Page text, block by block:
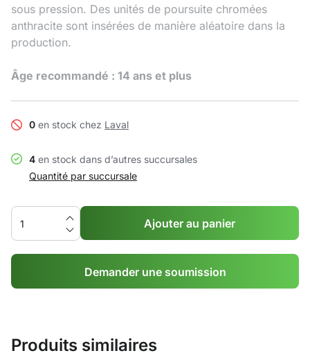
sous pression. Des unités de poursuite chromées
anthracite sont insérées de manière aléatoire dans la
production.
Âge recommandé : 14 ans et plus
0 en stock chez Laval
4 en stock dans d’autres succursales
Quantité par succursale
Ajouter au panier
Demander une soumission
Produits similaires